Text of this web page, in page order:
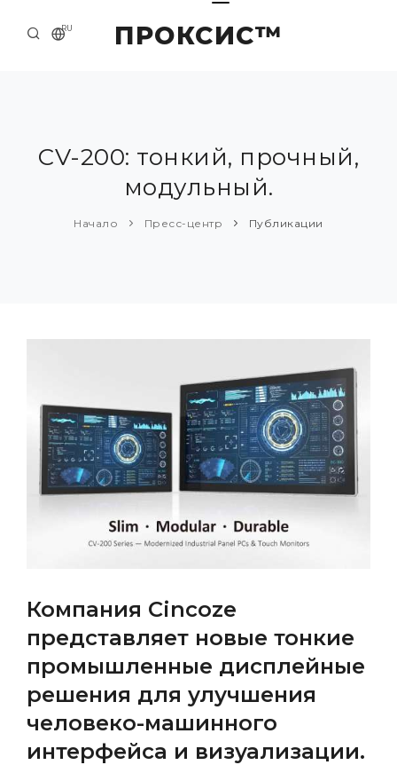
ПРОКСИС™
RU
О КОМПАНИИ
ПРИМЕРЫ И РЕШЕНИЯ
КАТАЛОГ ПРОДУКЦИИ
CV-200: тонкий, прочный,
модульный.
Начало Пресс-центр Публикации
Компания Cincoze
представляет новые тонкие
промышленные дисплейные
решения для улучшения
человеко-машинного
интерфейса и визуализации.